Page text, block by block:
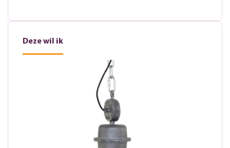
Deze wil ik